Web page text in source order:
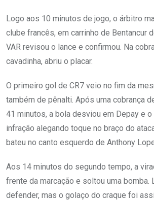
Logo aos 10 minutos de jogo, o árbitro
clube francês, em carrinho de Bentancur
VAR revisou o lance e confirmou. Na
cavadinha, abriu o placar.
O primeiro gol de CR7 veio no fim da
também de pênalti. Após uma cobrança
41 minutos, a bola desviou em Depay e
infração alegando toque no braço do
bateu no canto esquerdo de Anthony
Aos 14 minutos do segundo tempo, a
frente da marcação e soltou uma bomba.
defender, mas o golaço do craque foi